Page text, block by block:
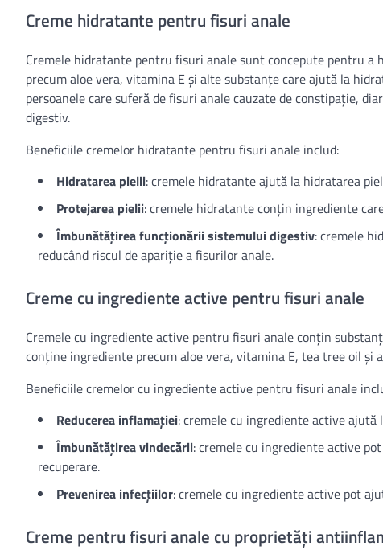
Creme hidratante pentru fisuri anale
Cremele hidratante pentru fisuri anale sunt concepute pentru
precum aloe vera, vitamina E și alte substanțe care ajută la
persoanele care suferă de fisuri anale cauzate de constipație,
digestiv.
Beneficiile cremelor hidratante pentru fisuri anale includ:
Hidratarea pielii: cremele hidratante ajută la hidratarea
Protejarea pielii: cremele hidratante conțin ingrediente
Îmbunătățirea funcționării sistemului digestiv: cremele
reducând riscul de apariție a fisurilor anale.
Creme cu ingrediente active pentru fisuri anale
Cremele cu ingrediente active pentru fisuri anale conțin
conține ingrediente precum aloe vera, vitamina E, tea tree oil
Beneficiile cremelor cu ingrediente active pentru fisuri anale
Reducerea inflamației: cremele cu ingrediente active
Îmbunătățirea vindecării: cremele cu ingrediente active
recuperare.
Prevenirea infecțiilor: cremele cu ingrediente active pot
Creme pentru fisuri anale cu proprietăți